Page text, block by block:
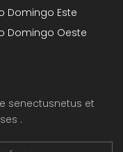
Domingo Este
Domingo Oeste
senectusnetus et
.